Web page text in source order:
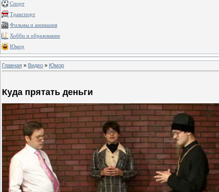
Спорт
Транспорт
Фильмы и анимация
Хобби и образование
Юмор
Главная » Видео » Юмор
Куда прятать деньги